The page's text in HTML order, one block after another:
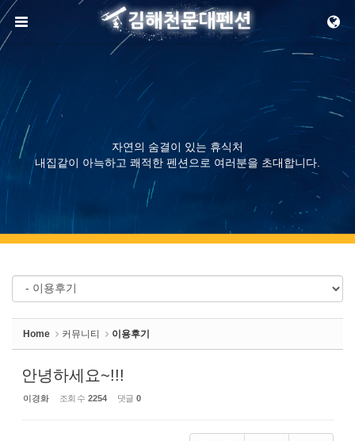
메뉴 건너뛰기
자연의 숨결이 있는 휴식처
내집같이 아늑하고 쾌적한 펜션으로 여러분을 초대합니다.
Home 커뮤니티 이용후기
안녕하세요~!!!
이경화 조회 수 2254 댓글 0
Sketchbook5, 스케치북5
Sketchbook5, 스케치북5